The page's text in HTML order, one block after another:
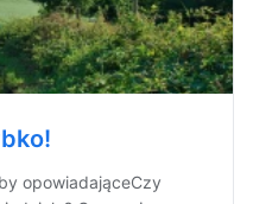
opowiadająceCzy